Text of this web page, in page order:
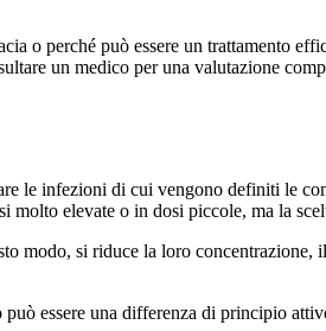
o perché può essere un trattamento
un medico per una valutazione
le infezioni di cui vengono definiti le
elevate o in dosi piccole, ma la
modo, si riduce la loro
essere una differenza di principio